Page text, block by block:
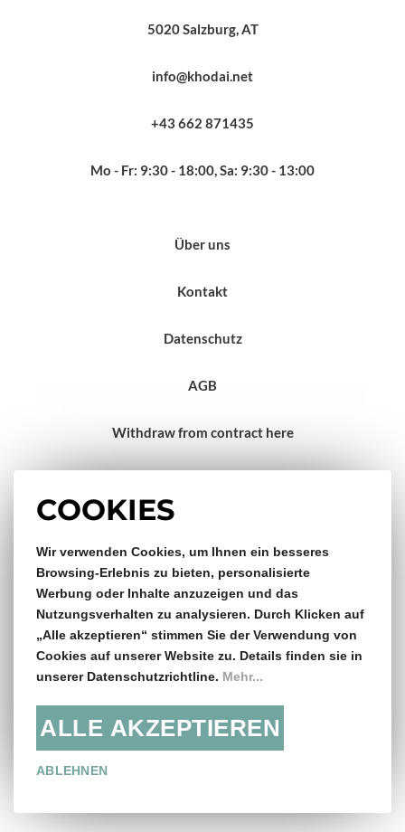
COOKIES
Wir verwenden Cookies, um Ihnen ein besseres
Browsing-Erlebnis zu bieten, personalisierte
Werbung oder Inhalte anzuzeigen und das
Nutzungsverhalten zu analysieren. Durch Klicken auf
„Alle akzeptieren“ stimmen Sie der Verwendung von
Cookies auf unserer Website zu. Details finden sie in
unserer Datenschutzrichtline. Mehr...
ALLE AKZEPTIEREN
ABLEHNEN
5020 Salzburg, AT
info@khodai.net
+43 662 871435
Mo - Fr: 9:30 - 18:00, Sa: 9:30 - 13:00
Über uns
Kontakt
Datenschutz
AGB
Withdraw from contract here
Gratis Versand & Rückversand
ab €150,- Bestellwert
14 Tage Rückgaberecht